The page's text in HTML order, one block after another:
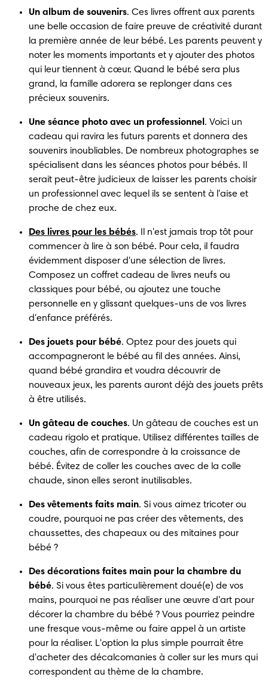
Un album de souvenirs. Ces livres offrent aux parents
une belle occasion de faire preuve de créativité durant
la première année de leur bébé. Les parents peuvent y
noter les moments importants et y ajouter des photos
qui leur tiennent à cœur. Quand le bébé sera plus
grand, la famille adorera se replonger dans ces
précieux souvenirs.
Une séance photo avec un professionnel . Voici un
cadeau qui ravira les futurs parents et donnera des
souvenirs inoubliables. De nombreux photographes se
spécialisent dans les séances photos pour bébés. Il
serait peut-être judicieux de laisser les parents choisir
un professionnel avec lequel ils se sentent à l'aise et
proche de chez eux.
Des livres pour les bébés. Il n'est jamais trop tôt pour
commencer à lire à son bébé. Pour cela, il faudra
évidemment disposer d'une sélection de livres.
Composez un coffret cadeau de livres neufs ou
classiques pour bébé, ou ajoutez une touche
personnelle en y glissant quelques-uns de vos livres
d'enfance préférés.
Des jouets pour bébé. Optez pour des jouets qui
accompagneront le bébé au fil des années. Ainsi,
quand bébé grandira et voudra découvrir de
nouveaux jeux, les parents auront déjà des jouets prêts
à être utilisés.
Un gâteau de couches. Un gâteau de couches est un
cadeau rigolo et pratique. Utilisez différentes tailles de
couches, afin de correspondre à la croissance de
bébé. Évitez de coller les couches avec de la colle
chaude, sinon elles seront inutilisables.
Des vêtements faits main. Si vous aimez tricoter ou
coudre, pourquoi ne pas créer des vêtements, des
chaussettes, des chapeaux ou des mitaines pour
bébé ?
Des décorations faites main pour la chambre du
bébé. Si vous êtes particulièrement doué(e) de vos
mains, pourquoi ne pas réaliser une œuvre d'art pour
décorer la chambre du bébé ? Vous pourriez peindre
une fresque vous-même ou faire appel à un artiste
pour la réaliser. L'option la plus simple pourrait être
d'acheter des décalcomanies à coller sur les murs qui
correspondent au thème de la chambre.